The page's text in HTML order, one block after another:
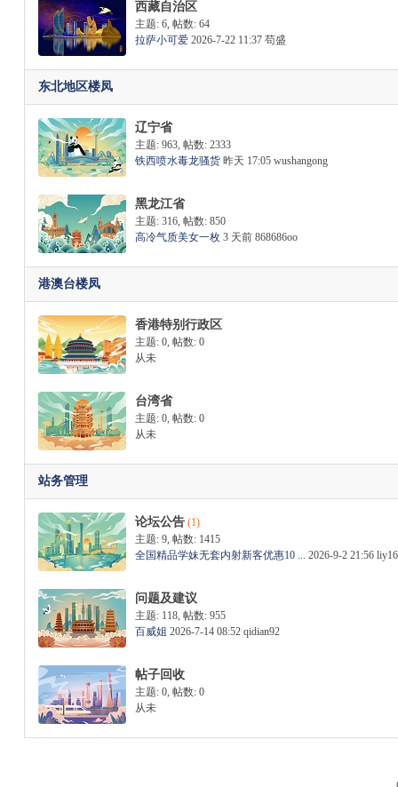
西藏自治区
主题: 6, 帖数: 64
拉萨小可爱 2026-7-22 11:37 苟盛
东北地区楼凤
辽宁省
主题: 963, 帖数: 2333
铁西喷水毒龙骚货 昨天 17:05 wushangong
黑龙江省
主题: 316, 帖数: 850
高冷气质美女一枚 3 天前 868686oo
港澳台楼凤
香港特别行政区
主题: 0, 帖数: 0
从未
台湾省
主题: 0, 帖数: 0
从未
站务管理
论坛公告 (1)
主题: 9, 帖数: 1415
全国精品学妹无套内射新客优惠10 ... 2026-9-2 21:56
问题及建议
主题: 118, 帖数: 955
百威姐 2026-7-14 08:52 qidian92
帖子回收
主题: 0, 帖数: 0
从未